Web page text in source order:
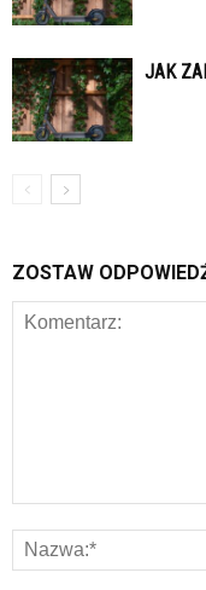
JAK
ZOSTAW